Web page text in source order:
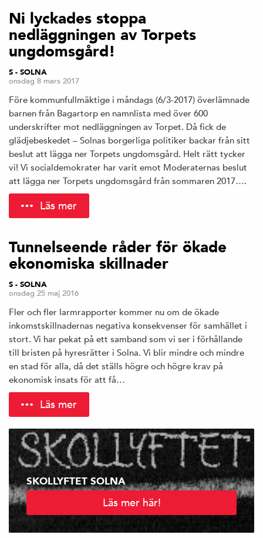
Ni lyckades stoppa
nedläggningen av Torpets
ungdomsgård!
S - SOLNA
onsdag 8 mars 2017
Före kommunfullmäktige i måndags (6/3-2017) överlämnade
barnen från Bagartorp en namnlista med över 600
underskrifter mot nedläggningen av Torpet. Då fick de
glädjebeskedet – Solnas borgerliga politiker backar från sitt
beslut att lägga ner Torpets ungdomsgård. Helt rätt tycker
vi! Vi socialdemokrater har varit emot Moderaternas beslut
att lägga ner Torpets ungdomsgård från sommaren 2017….
Läs mer
Tunnelseende råder för ökade
ekonomiska skillnader
S - SOLNA
onsdag 25 maj 2016
Fler och fler larmrapporter kommer nu om de ökade
inkomstskillnadernas negativa konsekvenser för samhället i
stort. Vi har pekat på ett samband som vi ser i förhållande
till bristen på hyresrätter i Solna. Vi blir mindre och mindre
en stad för alla, då det ställs högre och högre krav på
ekonomisk insats för att få…
Läs mer
SKOLLYFTET SOLNA
Läs mer här!